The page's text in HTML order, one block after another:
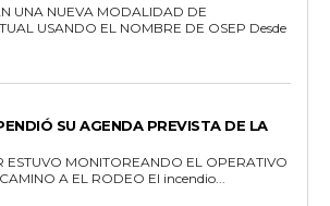
UNA NUEVA MODALIDAD DE
USANDO EL NOMBRE DE OSEP Desde
SU AGENDA PREVISTA DE LA
ESTUVO MONITOREANDO EL OPERATIVO
DE EMERGENCIA CAMINO A EL RODEO El incendio...